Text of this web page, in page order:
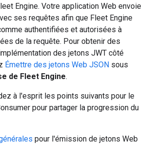
Engine. Votre application Web envoie
ses requêtes afin que Fleet Engine
authentifiées et autorisées à
de la requête. Pour obtenir des
des jetons JWT côté
Émettre des jetons Web JSON sous
de Fleet Engine.
à l'esprit les points suivants pour le
pour partager la progression du
pour l'émission de jetons Web